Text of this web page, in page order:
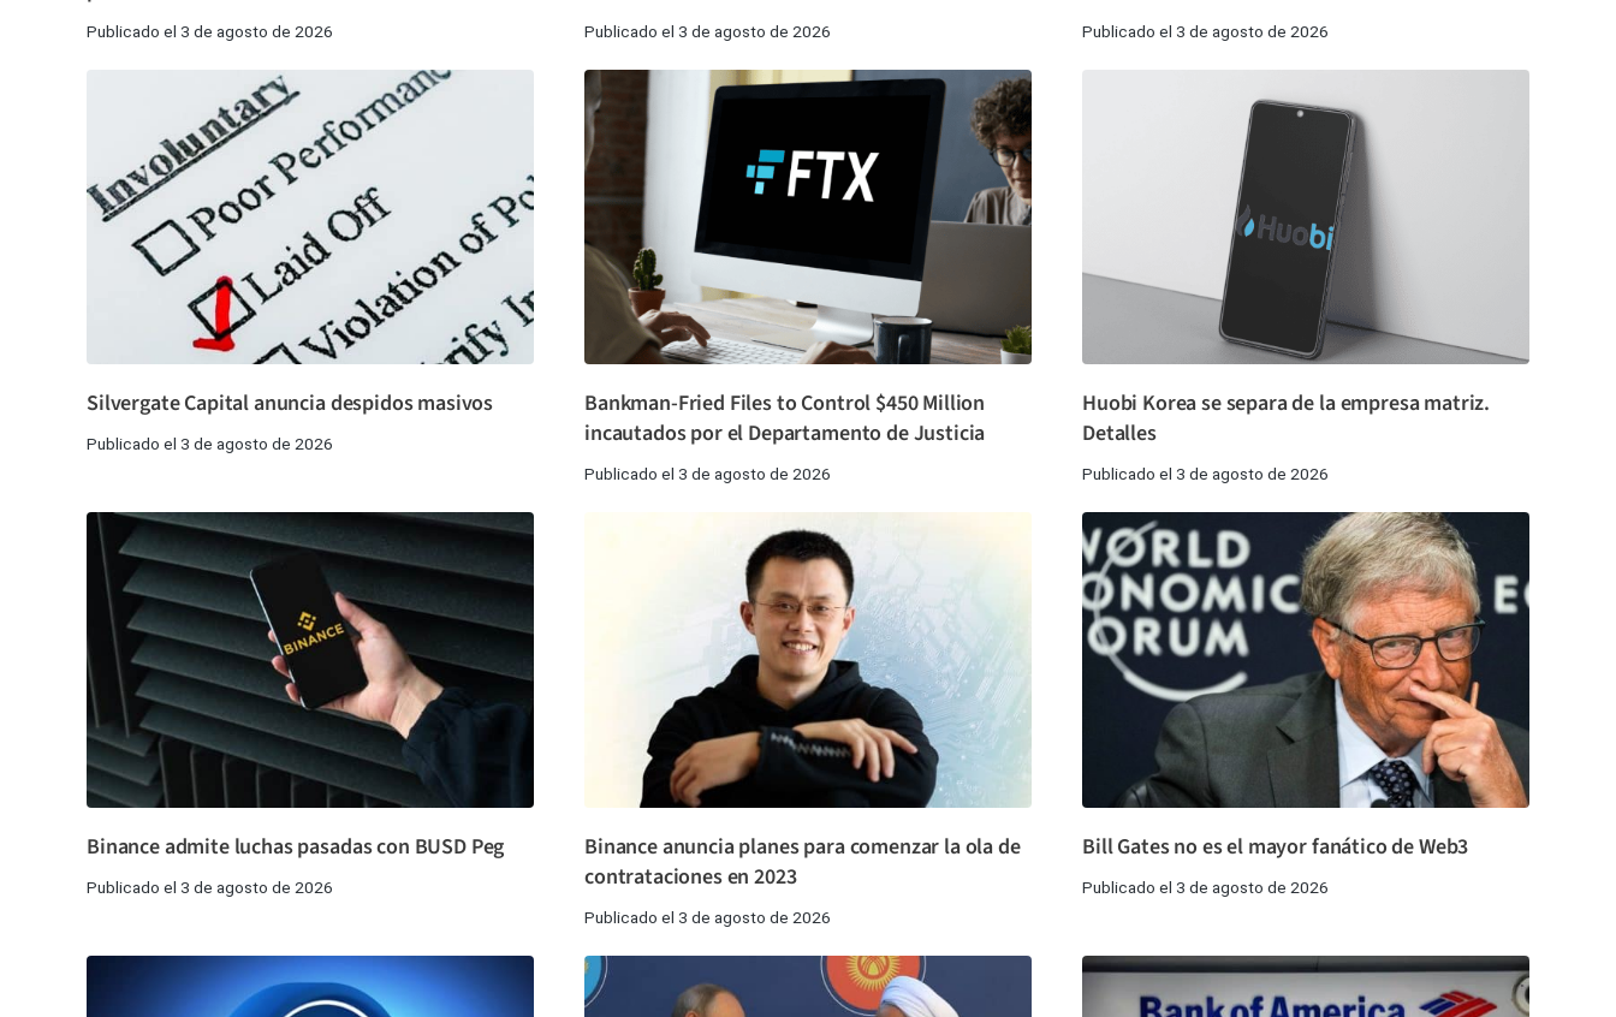
Publicado el 3 de agosto de 2026 Publicado el 3 de agosto de 2026 Publicado el 3 de agosto de 2026
Silvergate Capital anuncia despidos masivos
Publicado el 3 de agosto de 2026
Bankman-Fried Files to Control $450 Million
incautados por el Departamento de Justicia
Publicado el 3 de agosto de 2026
Huobi Korea se separa de la empresa matriz.
Detalles
Publicado el 3 de agosto de 2026
Binance admite luchas pasadas con BUSD Peg
Publicado el 3 de agosto de 2026
Binance anuncia planes para comenzar la ola de
contrataciones en 2023
Publicado el 3 de agosto de 2026
Bill Gates no es el mayor fanático de Web3
Publicado el 3 de agosto de 2026